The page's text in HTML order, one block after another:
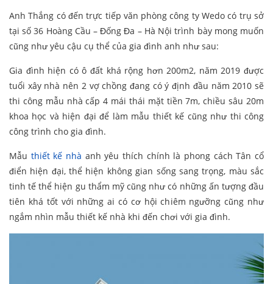
Anh Thắng có đến trực tiếp văn phòng công ty Wedo có trụ sở
tại số 36 Hoàng Cầu – Đống Đa – Hà Nội trình bày mong muốn
cũng như yêu cậu cụ thể của gia đình anh như sau:
Gia đình hiện có ô đất khá rộng hơn 200m2, năm 2019 được
tuổi xây nhà nên 2 vợ chồng đang có ý định đầu năm 2010 sẽ
thi công mẫu nhà cấp 4 mái thái mặt tiền 7m, chiều sâu 20m
khoa học và hiện đại để làm mẫu thiết kế cũng như thi công
công trình cho gia đình.
Mẫu thiết kế nhà anh yêu thích chính là phong cách Tân cổ
điển hiện đại, thể hiện không gian sống sang trọng, màu sắc
tinh tế thể hiện gu thẩm mỹ cũng như có những ấn tượng đầu
tiên khá tốt với những ai có cơ hội chiêm ngưỡng cũng như
ngắm nhìn mẫu thiết kế nhà khi đến chơi với gia đình.